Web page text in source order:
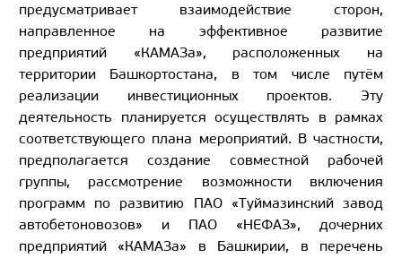
предусматривает взаимодействие сторон,
направленное на эффективное развитие
предприятий «КАМАЗа», расположенных на
территории Башкортостана, в том числе путём
реализации инвестиционных проектов. Эту
деятельность планируется осуществлять в рамках
соответствующего плана мероприятий. В частности,
предполагается создание совместной рабочей
группы, рассмотрение возможности включения
программ по развитию ПАО «Туймазинский завод
автобетоновозов» и ПАО «НЕФАЗ», дочерних
предприятий «КАМАЗа» в Башкирии, в перечень